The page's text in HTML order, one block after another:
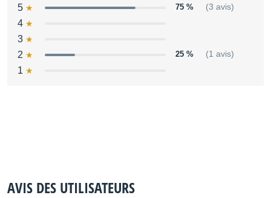
5 75 % (3 avis)
4
3
2
25 % (1 avis)
1
AVIS DES UTILISATEURS